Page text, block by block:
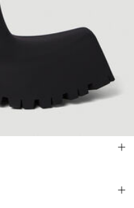
레스 배송을 제공합니다.